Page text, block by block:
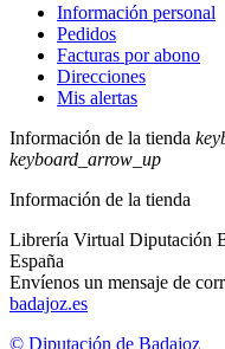
Información personal
Pedidos
Facturas por abono
Direcciones
Mis alertas
Información de la tienda
keyboard_arrow_up
Información de la tienda
Librería Virtual Diputación
España
Envíenos un mensaje de
badajoz.es
© Diputación de Badajoz